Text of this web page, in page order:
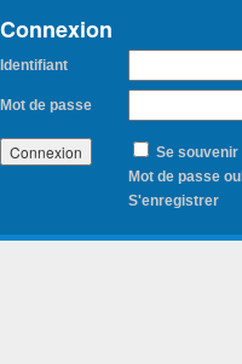
Connexion
Identifiant
Mot de passe
Se souvenir
Mot de passe
S'enregistrer